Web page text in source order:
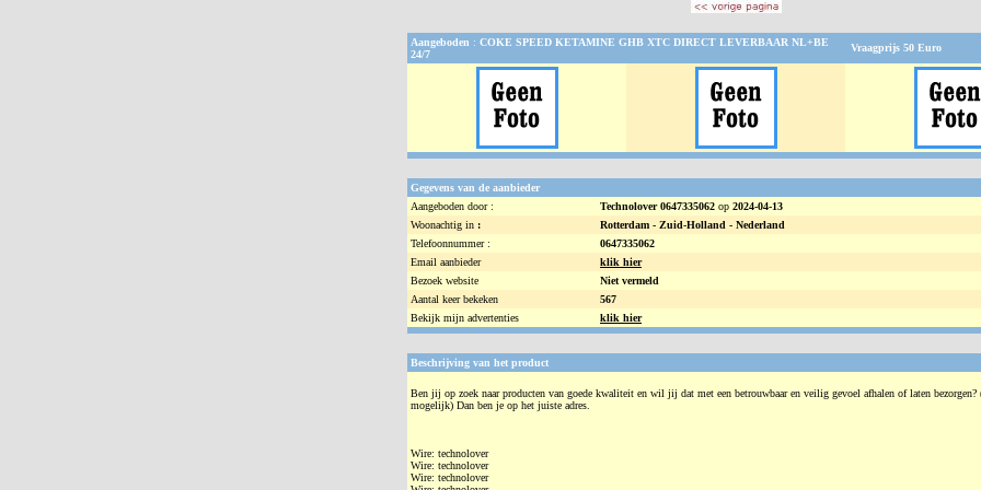
Aangeboden : COKE SPEED KETAMINE GHB XTC DIRECT LEVERBAAR NL+BE
24/7
Vraagprijs 50 Euro
Gegevens van de aanbieder
Aangeboden door :
Technolover 0647335062 op 2024-04-13
Woonachtig in : Rotterdam - Zuid-Holland - Nederland
Telefoonnummer :
0647335062
Email aanbieder
klik hier
Bezoek website
Niet vermeld
Aantal keer bekeken
567
Bekijk mijn advertenties
klik hier
Beschrijving van het product
Ben jij op zoek naar producten van goede kwaliteit en wil jij dat met een betrouwbaar en veilig gevoel afhalen of laten bezorgen?
mogelijk) Dan ben je op het juiste adres.
Wire: technolover
Wire: technolover
Wire: technolover